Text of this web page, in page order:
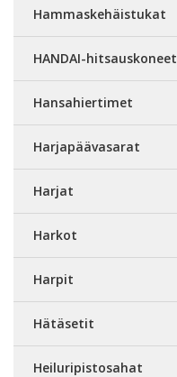
Hammaskehäistukat
HANDAI-hitsauskoneet
Hansahiertimet
Harjapäävasarat
Harjat
Harkot
Harpit
Hätäsetit
Heiluripistosahat